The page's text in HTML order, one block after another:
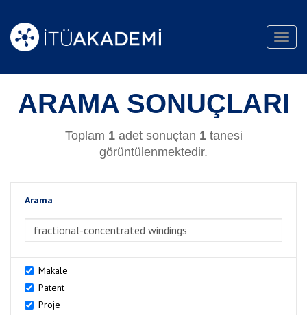
ARAMA SONUÇLARI
Toplam 1adet sonuçtan 1tanesi
görüntülenmektedir.
Arama
>Arama
Makale
Patent
Proje